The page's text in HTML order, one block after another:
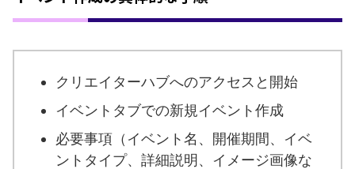
クリエイターハブへのアクセスと開始
イベントタブでの新規イベント作成
必要事項（イベント名、開催期間、イベ
ントタイプ、詳細説明、イメージ画像な